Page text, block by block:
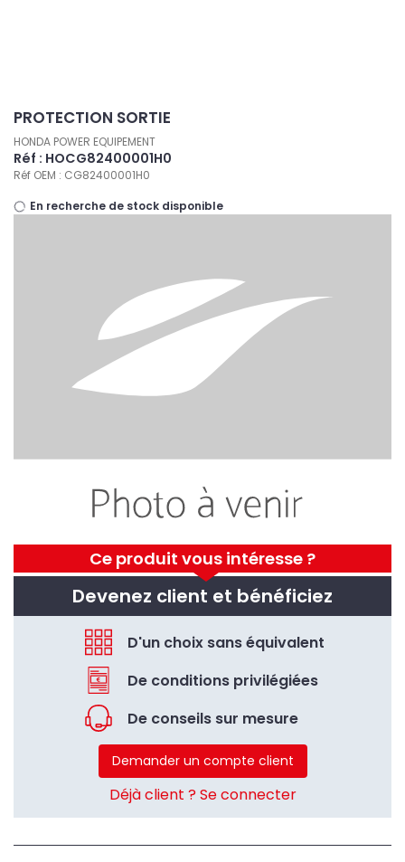
Ce produit vous intéresse ?
Devenez client et bénéficiez
D'un choix sans équivalent
De conditions privilégiées
De conseils sur mesure
Demander un compte client
Déjà client ? Se connecter
PROTECTION SORTIE
HONDA POWER EQUIPEMENT
Réf : HOCG82400001H0
Réf OEM : CG82400001H0
En recherche de stock disponible